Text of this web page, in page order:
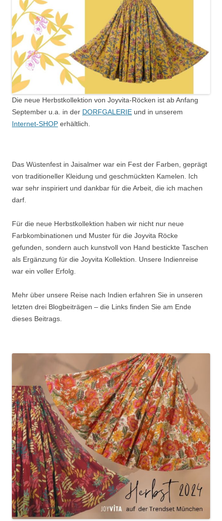
Die neue Herbstkollektion von Joyvita-Röcken ist ab Anfang
September u.a. in der DORFGALERIE und in unserem
Internet-SHOP erhältlich.
Das Wüstenfest in Jaisalmer war ein Fest der Farben, geprägt
von traditioneller Kleidung und geschmückten Kamelen. Ich
war sehr inspiriert und dankbar für die Arbeit, die ich machen
darf.
Für die neue Herbstkollektion haben wir nicht nur neue
Farbkombinationen und Muster für die Joyvita Röcke
gefunden, sondern auch kunstvoll von Hand bestickte Taschen
als Ergänzung für die Joyvita Kollektion. Unsere Indienreise
war ein voller Erfolg.
Mehr über unsere Reise nach Indien erfahren Sie in unseren
letzten drei Blogbeiträgen – die Links finden Sie am Ende
dieses Beitrags.